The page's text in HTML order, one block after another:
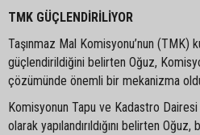
TMK GÜÇLENDİRİLİYOR
Taşınmaz Mal Komisyonu’nun (TMK)
güçlendirildiğini belirten Oğuz,
çözümünde önemli bir mekanizma
Komisyonun Tapu ve Kadastro
olarak yapılandırıldığını belirten